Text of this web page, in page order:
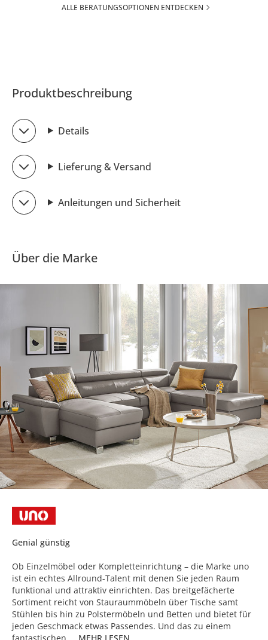
ALLE BERATUNGSOPTIONEN ENTDECKEN
Produktbeschreibung
Details
Lieferung & Versand
Anleitungen und Sicherheit
Über die Marke
Genial günstig
Ob Einzelmöbel oder Kompletteinrichtung – die Marke uno
ist ein echtes Allround-Talent mit denen Sie jeden Raum
funktional und attraktiv einrichten. Das breitgefächerte
Sortiment reicht von Stauraummöbeln über Tische samt
Stühlen bis hin zu Polstermöbeln und Betten und bietet für
jeden Geschmack etwas Passendes. Und das zu einem
fantastischen...
MEHR LESEN